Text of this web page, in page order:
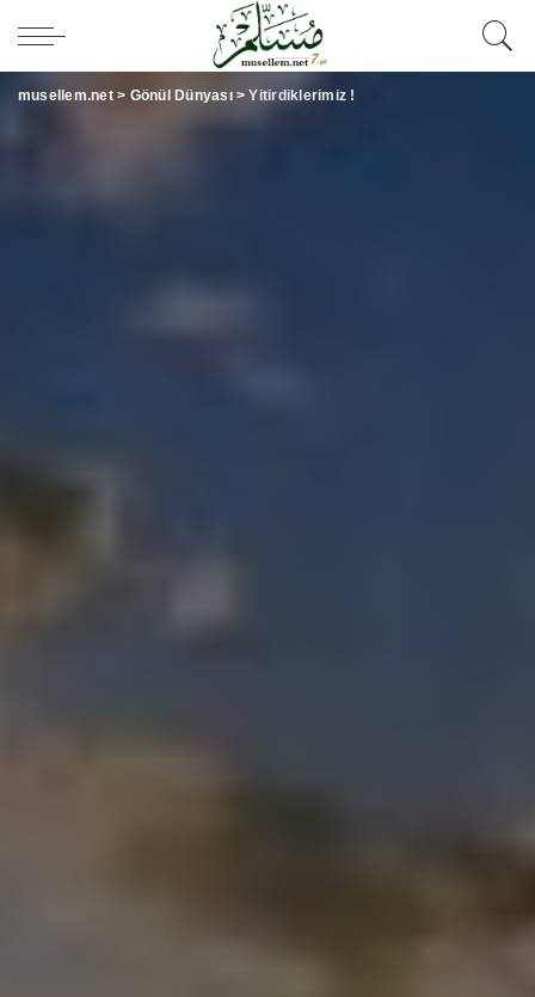
musellem.net> Gönül Dünyası>Yitirdiklerimiz !